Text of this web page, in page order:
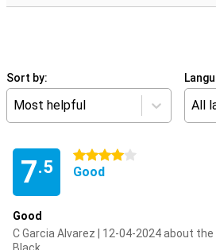
Sort by:
Most helpful All
7.5
4 stars
Good
Good
C Garcia Alvarez | 12-04-2024 about the